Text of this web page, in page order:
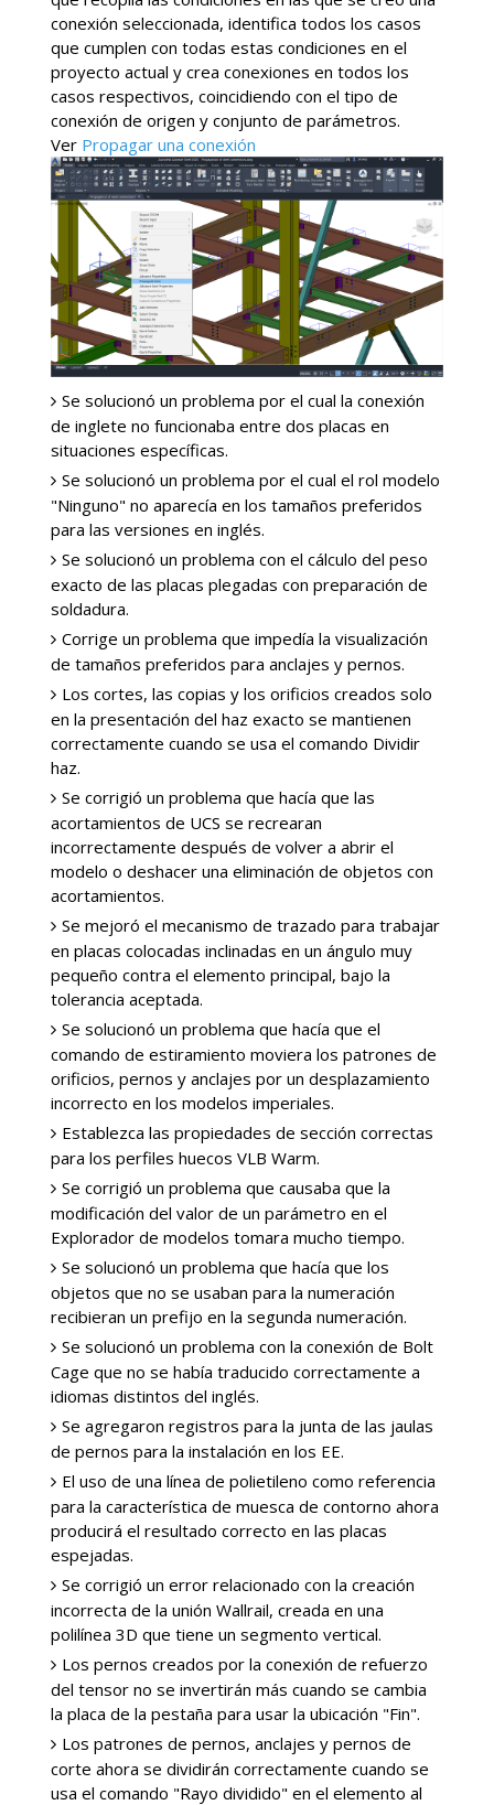
conexión seleccionada, identifica todos los casos
que cumplen con todas estas condiciones en el
proyecto actual y crea conexiones en todos los
casos respectivos, coincidiendo con el tipo de
conexión de origen y conjunto de parámetros.
Ver Propagar una conexión
Se solucionó un problema por el cual la conexión
de inglete no funcionaba entre dos placas en
situaciones específicas.
Se solucionó un problema por el cual el rol modelo
"Ninguno" no aparecía en los tamaños preferidos
para las versiones en inglés.
Se solucionó un problema con el cálculo del peso
exacto de las placas plegadas con preparación de
soldadura.
Corrige un problema que impedía la visualización
de tamaños preferidos para anclajes y pernos.
Los cortes, las copias y los orificios creados solo
en la presentación del haz exacto se mantienen
correctamente cuando se usa el comando Dividir
haz.
Se corrigió un problema que hacía que las
acortamientos de UCS se recrearan
incorrectamente después de volver a abrir el
modelo o deshacer una eliminación de objetos con
acortamientos.
Se mejoró el mecanismo de trazado para trabajar
en placas colocadas inclinadas en un ángulo muy
pequeño contra el elemento principal, bajo la
tolerancia aceptada.
Se solucionó un problema que hacía que el
comando de estiramiento moviera los patrones de
orificios, pernos y anclajes por un desplazamiento
incorrecto en los modelos imperiales.
Establezca las propiedades de sección correctas
para los perfiles huecos VLB Warm.
Se corrigió un problema que causaba que la
modificación del valor de un parámetro en el
Explorador de modelos tomara mucho tiempo.
Se solucionó un problema que hacía que los
objetos que no se usaban para la numeración
recibieran un prefijo en la segunda numeración.
Se solucionó un problema con la conexión de Bolt
Cage que no se había traducido correctamente a
idiomas distintos del inglés.
Se agregaron registros para la junta de las jaulas
de pernos para la instalación en los EE.
El uso de una línea de polietileno como referencia
para la característica de muesca de contorno ahora
producirá el resultado correcto en las placas
espejadas.
Se corrigió un error relacionado con la creación
incorrecta de la unión Wallrail, creada en una
polilínea 3D que tiene un segmento vertical.
Los pernos creados por la conexión de refuerzo
del tensor no se invertirán más cuando se cambia
la placa de la pestaña para usar la ubicación "Fin".
Los patrones de pernos, anclajes y pernos de
corte ahora se dividirán correctamente cuando se
usa el comando "Rayo dividido" en el elemento al